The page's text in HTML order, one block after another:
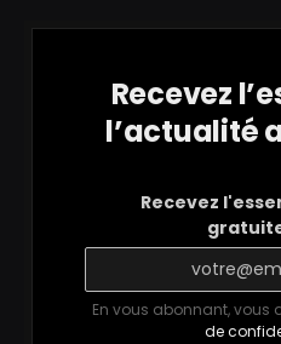
Recevez
l’actualité
Recevez
En vous abonnant, vous
de